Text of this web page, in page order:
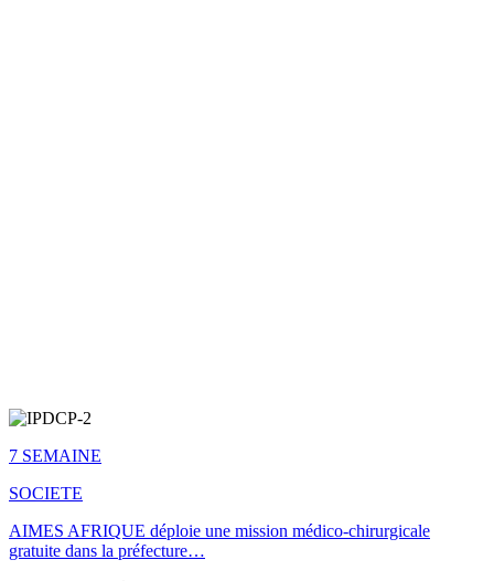
7 SEMAINE
SOCIETE
AIMES AFRIQUE déploie une mission médico-chirurgicale
gratuite dans la préfecture…